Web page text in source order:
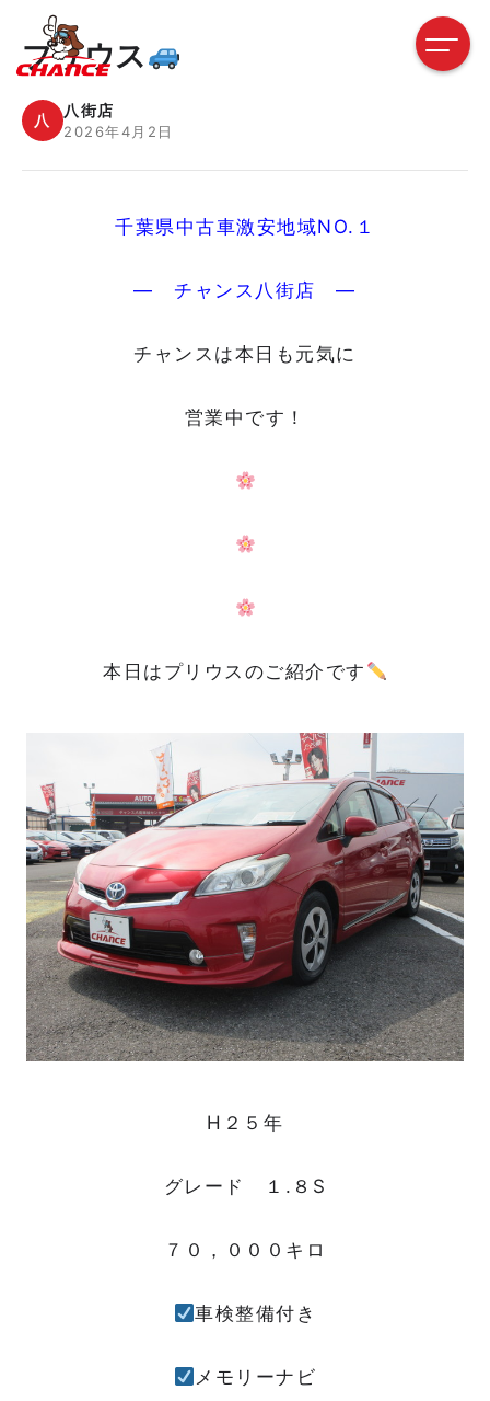
プリウス
八
八街店
2026年4月2日
千葉県中古車激安地域NO.１
― チャンス八街店 ―
チャンスは本日も元気に
営業中です！
本日はプリウスのご紹介です
H２５年
グレード １.８S
７０，０００キロ
車検整備付き
メモリーナビ